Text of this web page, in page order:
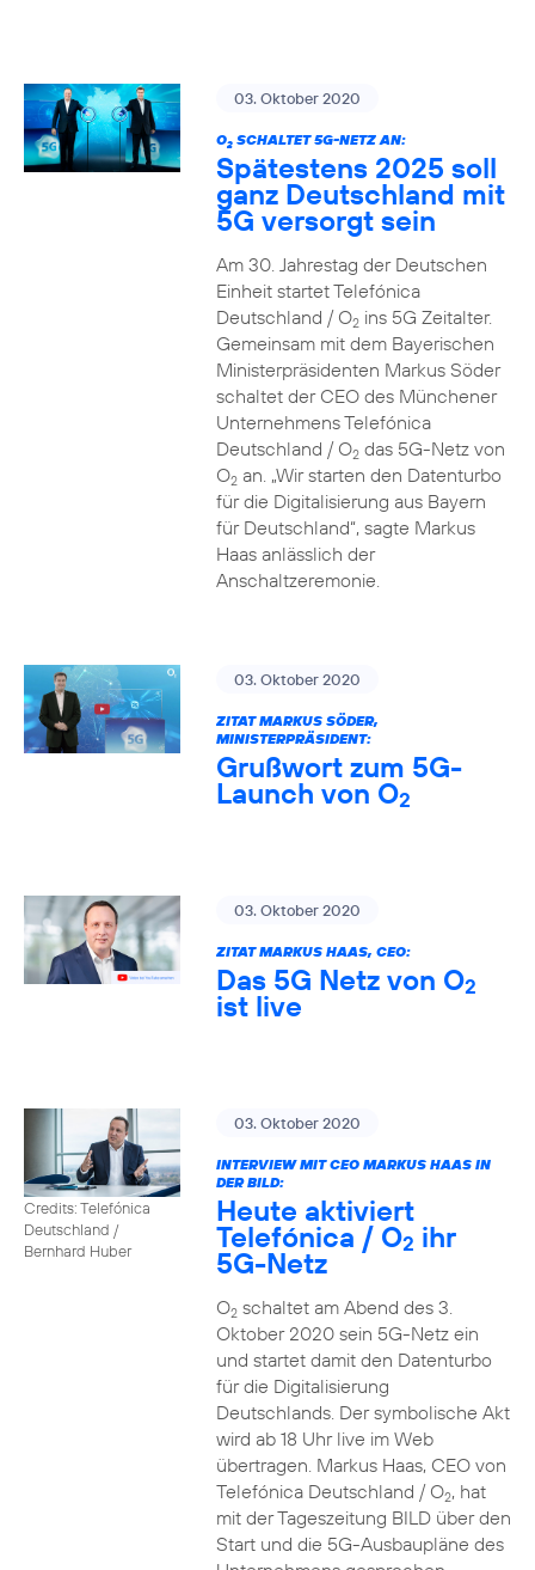
03. Oktober 2020
O2SCHALTET 5G-NETZ AN:
Spätestens 2025 soll
ganz Deutschland mit
5G versorgt sein
Am 30. Jahrestag der Deutschen
Einheit startet Telefónica
Deutschland / O2ins 5G Zeitalter.
Gemeinsam mit dem Bayerischen
Ministerpräsidenten Markus Söder
schaltet der CEO des Münchener
Unternehmens Telefónica
Deutschland / O2das 5G-Netz von
O2an. „Wir starten den Datenturbo
für die Digitalisierung aus Bayern
für Deutschland“, sagte Markus
Haas anlässlich der
Anschaltzeremonie.
03. Oktober 2020
ZITAT MARKUS SÖDER,
MINISTERPRÄSIDENT:
Grußwort zum 5G-
Launch von O2
03. Oktober 2020
ZITAT MARKUS HAAS, CEO:
Das 5G Netz von O2
ist live
Credits: Telefónica
Deutschland /
Bernhard Huber
03. Oktober 2020
INTERVIEW MIT CEO MARKUS HAAS IN
DER BILD:
Heute aktiviert
Telefónica / O2 ihr
5G-Netz
O2schaltet am Abend des 3.
Oktober 2020 sein 5G-Netz ein
und startet damit den Datenturbo
für die Digitalisierung
Deutschlands. Der symbolische Akt
wird ab 18 Uhr live im Web
übertragen. Markus Haas, CEO von
Telefónica Deutschland / O2, hat
mit der Tageszeitung BILD über den
Start und die 5G-Ausbaupläne des